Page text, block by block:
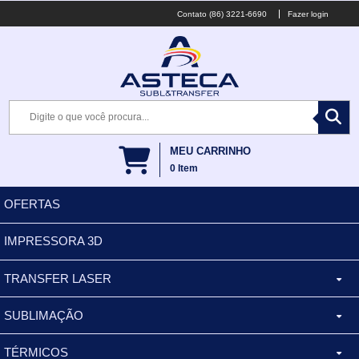
(86) 3221-6690 Fazer login
MEU CARRINHO
0 Item
OFERTAS
IMPRESSORA 3D
TRANSFER LASER
CANECA ALUMINIO
BALDES
SUBLIMAÇÃO
XÍCARA
TÉRMICOS